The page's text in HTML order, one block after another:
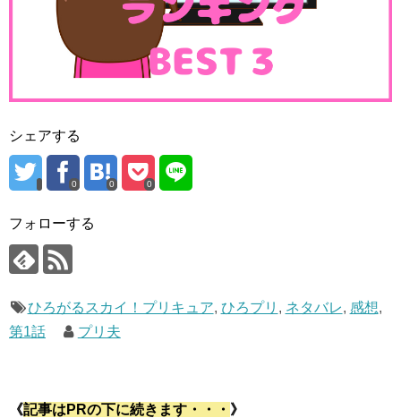
シェアする
0 0 0
フォローする
ひろがるスカイ！プリキュア, ひろプリ , ネタバレ, 感想,
第1話
プリ夫
《記事はPRの下に続きます・・・ 》